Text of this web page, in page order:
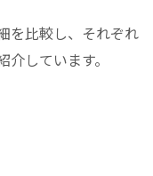
を比較し、それぞれ
しています。